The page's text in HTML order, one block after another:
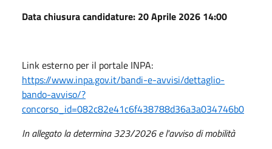
Data chiusura candidature: 20 Aprile 2026 14:00
Link esterno per il portale INPA:
https://www.inpa.gov.it/bandi-e-avvisi/dettaglio-
bando-avviso/?
concorso_id=082c82e41c6f438788d36a3a034746b0
In allegato la determina 323/2026 e l'avviso di mobilità